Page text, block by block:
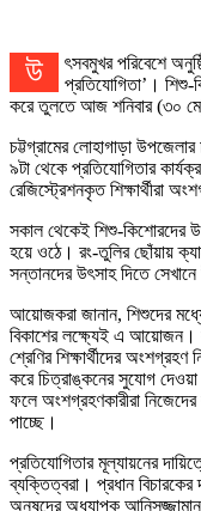
উৎসবমুখর পরিবেশে অনুষ্ঠিত হচ্ছে ‘চুনতি লাইটহাউস শিশু-কিশোর চিত্রাঙ্কন
প্রতিযোগিতা’। শিশু-
করে তুলতে আজ শনিবার (৩০
চট্টগ্রামের লোহাগাড়া
৯টা থেকে প্রতিযোগিতার
রেজিস্ট্রেশনকৃত শিক্ষার্থীরা
সকাল থেকেই শিশু-কিশোরদের
হয়ে ওঠে। রং-তুলির ছোঁয়ায়
সন্তানদের উৎসাহ দিতে
আয়োজকরা জানান, শিশুদের
বিকাশের লক্ষ্যেই এ আয়োজন।
শ্রেণির শিক্ষার্থীদের
করে চিত্রাঙ্কনের সুযোগ
ফলে অংশগ্রহণকারীরা
পাচ্ছে।
প্রতিযোগিতার মূল্যায়নের
ব্যক্তিত্বরা। প্রধান বিচারকের
অনুষদের অধ্যাপক